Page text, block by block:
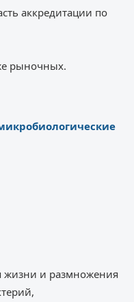
аккредитации по
рыночных.
жизни и размножения